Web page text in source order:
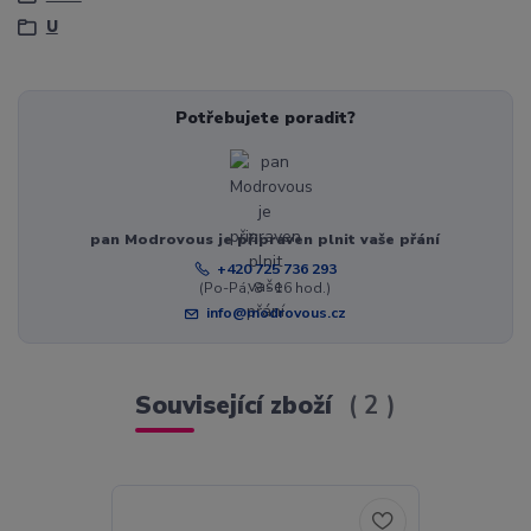
U
Potřebujete poradit?
pan Modrovous je připraven plnit vaše přání
+420 725 736 293
(Po-Pá, 8 - 16 hod.)
info@modrovous.cz
Související zboží 2